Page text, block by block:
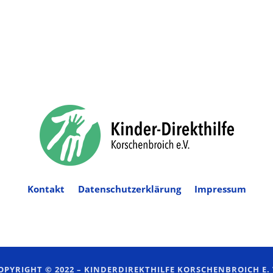
Kontakt Datenschutzerklärung Impressum
© 2022 – KINDERDIREKTHILFE KORSCHENBROICH E.